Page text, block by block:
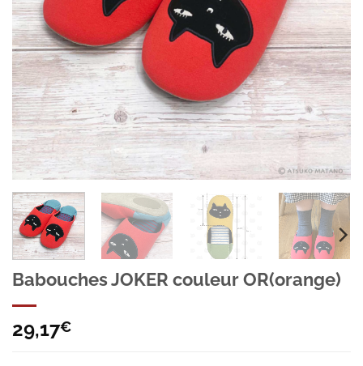
Babouches JOKER couleur OR(orange)
29,17€